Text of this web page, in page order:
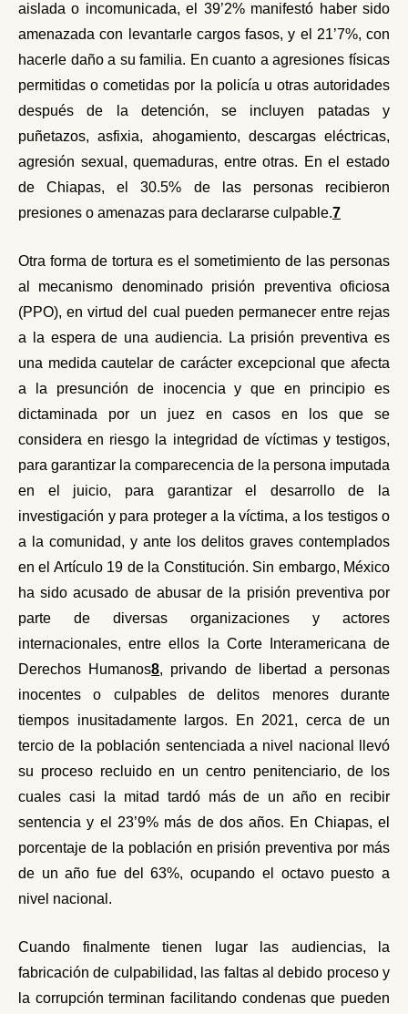
aislada o incomunicada, el 39’2% manifestó haber sido
amenazada con levantarle cargos fasos, y el 21’7%, con
hacerle daño a su familia. En cuanto a agresiones físicas
permitidas o cometidas por la policía u otras autoridades
después de la detención, se incluyen patadas y
puñetazos, asfixia, ahogamiento, descargas eléctricas,
agresión sexual, quemaduras, entre otras. En el estado
de Chiapas, el 30.5% de las personas recibieron
presiones o amenazas para declararse culpable.7
Otra forma de tortura es el sometimiento de las personas
al mecanismo denominado prisión preventiva oficiosa
(PPO), en virtud del cual pueden permanecer entre rejas
a la espera de una audiencia. La prisión preventiva es
una medida cautelar de carácter excepcional que afecta
a la presunción de inocencia y que en principio es
dictaminada por un juez en casos en los que se
considera en riesgo la integridad de víctimas y testigos,
para garantizar la comparecencia de la persona imputada
en el juicio, para garantizar el desarrollo de la
investigación y para proteger a la víctima, a los testigos o
a la comunidad, y ante los delitos graves contemplados
en el Artículo 19 de la Constitución. Sin embargo, México
ha sido acusado de abusar de la prisión preventiva por
parte de diversas organizaciones y actores
internacionales, entre ellos la Corte Interamericana de
Derechos Humanos8, privando de libertad a personas
inocentes o culpables de delitos menores durante
tiempos inusitadamente largos. En 2021, cerca de un
tercio de la población sentenciada a nivel nacional llevó
su proceso recluido en un centro penitenciario, de los
cuales casi la mitad tardó más de un año en recibir
sentencia y el 23’9% más de dos años. En Chiapas, el
porcentaje de la población en prisión preventiva por más
de un año fue del 63%, ocupando el octavo puesto a
nivel nacional.
Cuando finalmente tienen lugar las audiencias, la
fabricación de culpabilidad, las faltas al debido proceso y
la corrupción terminan facilitando condenas que pueden